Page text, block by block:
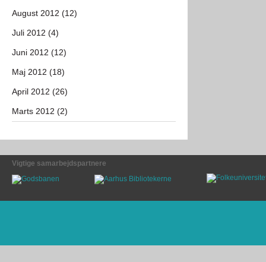
August 2012 (12)
Juli 2012 (4)
Juni 2012 (12)
Maj 2012 (18)
April 2012 (26)
Marts 2012 (2)
Vigtige samarbejdspartnere